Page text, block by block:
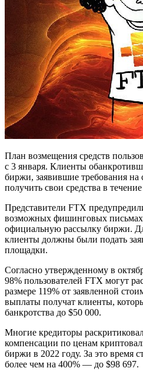
План возмещения средств
с 3 января. Клиенты
биржи, заявившие требования на
получить свои средства в
Представители FTX
возможных фишинговых
официальную рассылку биржи.
клиенты должны были подать
площадки.
Согласно утвержденному в
98% пользователей FTX могут
размере 119% от заявленной
выплаты получат клиенты,
банкротства до $50 000.
Многие кредиторы
компенсации по ценам
биржи в 2022 году. За это время
более чем на 400% — до $98 697.